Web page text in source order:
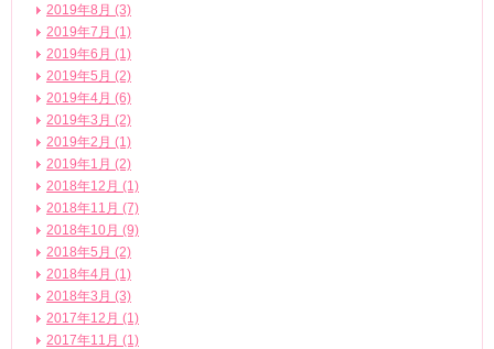
2019年8月 (3)
2019年7月 (1)
2019年6月 (1)
2019年5月 (2)
2019年4月 (6)
2019年3月 (2)
2019年2月 (1)
2019年1月 (2)
2018年12月 (1)
2018年11月 (7)
2018年10月 (9)
2018年5月 (2)
2018年4月 (1)
2018年3月 (3)
2017年12月 (1)
2017年11月 (1)